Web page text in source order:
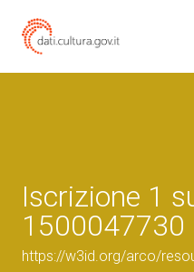
Iscrizione 1
1500047730
https://w3id.org/arco/